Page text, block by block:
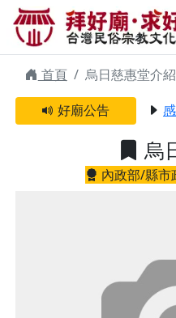
烏日慈惠堂 | 拜
您有緣的信仰
首頁
烏日慈惠堂介紹
好廟公告
感
烏
內政部/縣市